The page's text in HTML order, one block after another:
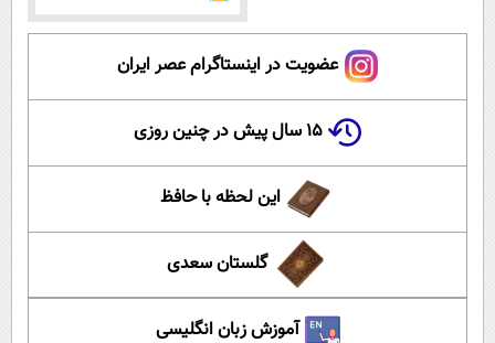
عضویت در اینستاگرام عصر ایران
۱۵ سال پیش در چنین روزی
این لحظه با حافظ
گلستان سعدی
آموزش زبان انگلیسی